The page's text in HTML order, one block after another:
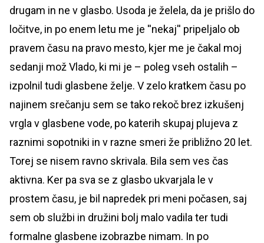
drugam in ne v glasbo. Usoda je želela, da je prišlo do
ločitve, in po enem letu me je ''nekaj'' pripeljalo ob
pravem času na pravo mesto, kjer me je čakal moj
sedanji mož Vlado, ki mi je – poleg vseh ostalih –
izpolnil tudi glasbene želje. V zelo kratkem času po
najinem srečanju sem se tako rekoč brez izkušenj
vrgla v glasbene vode, po katerih skupaj plujeva z
raznimi sopotniki in v razne smeri že približno 20 let.
Torej se nisem ravno skrivala. Bila sem ves čas
aktivna. Ker pa sva se z glasbo ukvarjala le v
prostem času, je bil napredek pri meni počasen, saj
sem ob službi in družini bolj malo vadila ter tudi
formalne glasbene izobrazbe nimam. In po